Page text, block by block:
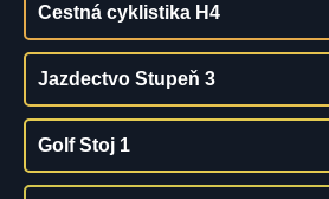
Cestná cyklistika H4
Jazdectvo Stupeň 3
Golf Stoj 1